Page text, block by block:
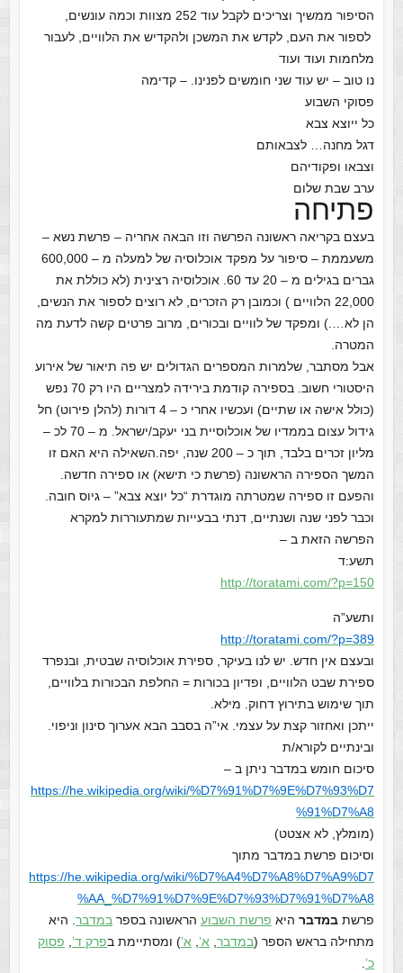
הסיפור ממשיך וצריכים לקבל עוד 252 מצוות וכמה עונשים,
לספור את העם, לקדש את המשכן ולהקדיש את הלוויים, לעבור
מלחמות ועוד ועוד
נו טוב – יש עוד שני חומשים לפנינו. – קדימה
פסוקי השבוע
כל ייוצא צבא
דגל מחנה… לצבאותם
וצבאו ופקודיהם
ערב שבת שלום
פתיחה
בעצם בקריאה ראשונה הפרשה וזו הבאה אחריה – פרשת נשא –
משעממת – סיפור על מפקד אוכלוסיה של למעלה מ – 600,000
גברים בגילים מ – 20 עד 60. אוכלוסיה רצינית (לא כוללת את
22,000 הלוויים ) וכמובן רק הזכרים, לא רוצים לספור את הנשים,
הן לא….) ומפקד של לוויים ובכורים, מרוב פרטים קשה לדעת מה
המטרה.
אבל מסתבר, שלמרות המספרים הגדולים יש פה תיאור של אירוע
היסטורי חשוב. בספירה קודמת בירידה למצריים היו רק 70 נפש
(כולל אישה או שתיים) ועכשיו אחרי כ – 4 דורות (להלן פירוט) חל
גידול עצום בממדיו של אוכלוסיית בני יעקב/ישראל. מ – 70 לכ –
מליון זכרים בלבד, תוך כ – 200 שנה, יפה.השאילה היא האם זו
המשך הספירה הראשונה (פרשת כי תישא) או ספירה חדשה.
והפעם זו ספירה שמטרתה מוגדרת “כל יוצא צבא” – גיוס חובה.
וכבר לפני שנה ושנתיים, דנתי בבעייות שמתעוררות למקרא
הפרשה הזאת ב –
תשע:ד
http://toratami.com/?p=150
ותשע”ה
http://toratami.com/?p=389
ובעצם אין חדש. יש לנו בעיקר, ספירת אוכלוסיה שבטית, ובנפרד
ספירת שבט הלוויים, ופדיון בכורות = החלפת הבכורות בלוויים,
תוך שימוש בתירוץ דחוק. מילא.
ייתכן ואחזור קצת על עצמי. אי”ה בסבב הבא אערוך סינון וניפוי.
ובינתיים לקורא/ת
סיכום חומש במדבר ניתן ב –
https://he.wikipedia.org/wiki/%D7%91%D7%9E%D7%93%D7
%91%D7%A8
(מומלץ, לא אצטט)
וסיכום פרשת במדבר מתוך
https://he.wikipedia.org/wiki/%D7%A4%D7%A8%D7%A9%D7
%AA_%D7%91%D7%9E%D7%93%D7%91%D7%A8
פרשת במדברהיא פרשת השבועהראשונה בספר במדבר. היא
מתחילה בראש הספר (במדבר, א’ א’) ומסתיימת בפרק ד’
פסוק
כ’